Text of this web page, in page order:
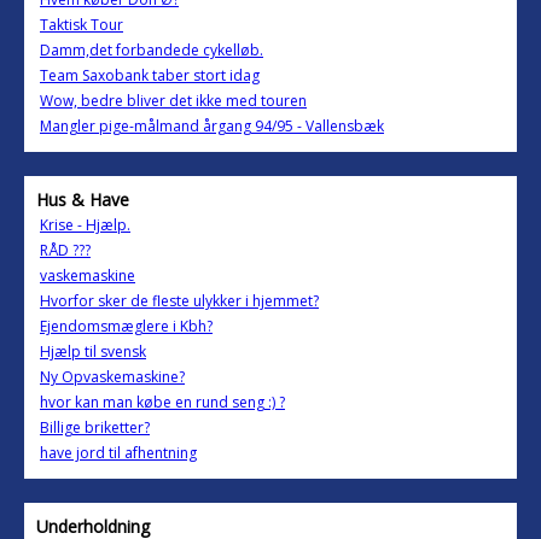
Taktisk Tour
Damm,det forbandede cykelløb.
Team Saxobank taber stort idag
Wow, bedre bliver det ikke med touren
Mangler pige-målmand årgang 94/95 - Vallensbæk
Hus & Have
Krise - Hjælp.
RÅD ???
vaskemaskine
Hvorfor sker de fleste ulykker i hjemmet?
Ejendomsmæglere i Kbh?
Hjælp til svensk
Ny Opvaskemaskine?
hvor kan man købe en rund seng :) ?
Billige briketter?
have jord til afhentning
Underholdning